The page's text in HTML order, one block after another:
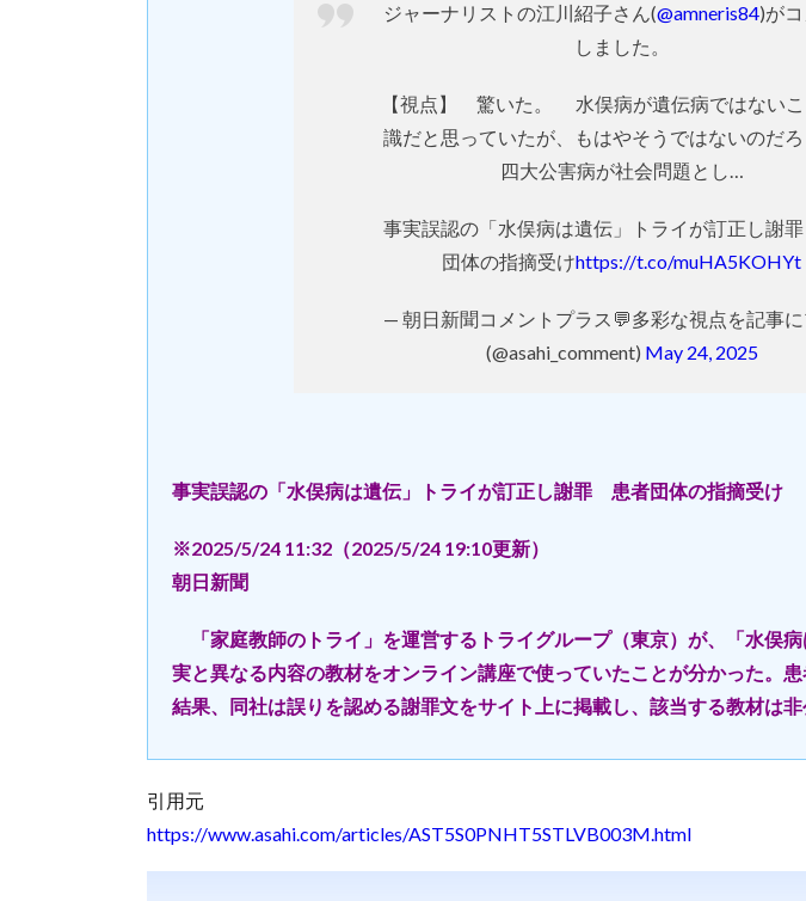
ジャーナリストの江川紹子さん(@amneris84)がコ
しました。
【視点】 驚いた。 水俣病が遺伝病ではないこ
識だと思っていたが、もはやそうではないのだろ
四大公害病が社会問題とし…
事実誤認の「水俣病は遺伝」トライが訂正し謝
団体の指摘受けhttps://t.co/muHA5KOHYt
— 朝日新聞コメントプラス💬多彩な視点を記事に
(@asahi_comment) May 24, 2025
事実誤認の「水俣病は遺伝」トライが訂正し謝罪 患者団体の指摘受け
※2025/5/24 11:32（2025/5/24 19:10更新）
朝日新聞
「家庭教師のトライ」を運営するトライグループ（東京）が、「水俣
実と異なる内容の教材をオンライン講座で使っていたことが分かった。
結果、同社は誤りを認める謝罪文をサイト上に掲載し、該当する教材は非
引用元
https://www.asahi.com/articles/AST5S0PNHT5STLVB003M.html